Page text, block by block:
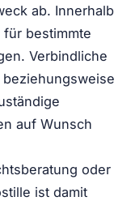
ab. Innerhalb
bestimmte
Verbindliche
auf Wunsch
oder
ist damit